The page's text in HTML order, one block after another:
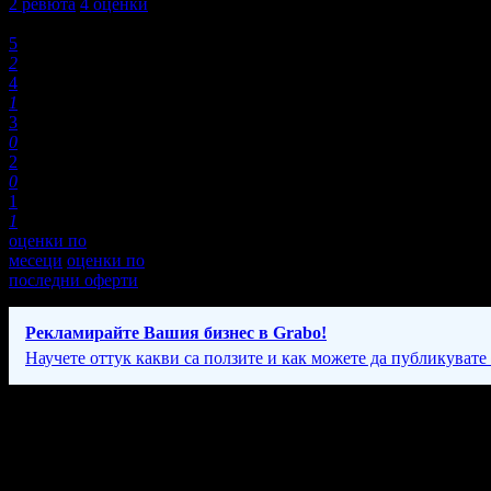
2 ревюта 4 оценки
5
2
4
1
3
0
2
0
1
1
оценки по
месеци оценки по
последни оферти
Рекламирайте Вашия бизнес в Grabo!
Научете оттук какви са ползите и как можете да публикувате